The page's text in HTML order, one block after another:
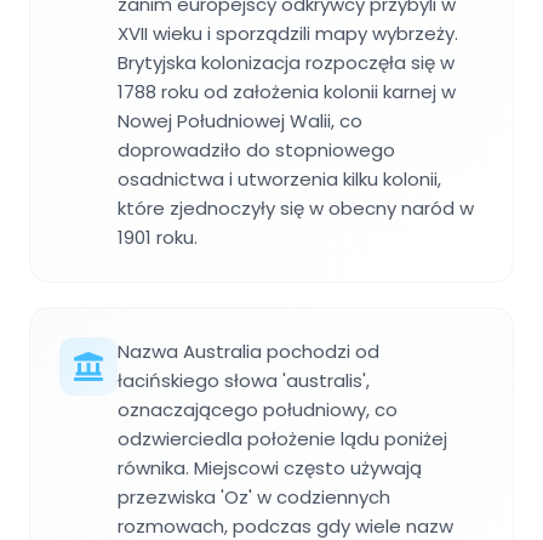
XVII wieku i sporządzili mapy wybrzeży.
Brytyjska kolonizacja rozpoczęła się w
1788 roku od założenia kolonii karnej w
Nowej Południowej Walii, co
doprowadziło do stopniowego
osadnictwa i utworzenia kilku kolonii,
które zjednoczyły się w obecny naród w
1901 roku.
Nazwa Australia pochodzi od
łacińskiego słowa 'australis',
oznaczającego południowy, co
odzwierciedla położenie lądu poniżej
równika. Miejscowi często używają
przezwiska 'Oz' w codziennych
rozmowach, podczas gdy wiele nazw